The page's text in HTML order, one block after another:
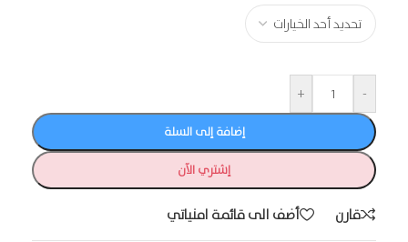
-
+
إضافة إلى السلة
إشتري الآن
قارن أضف الى قائمة امنياتي